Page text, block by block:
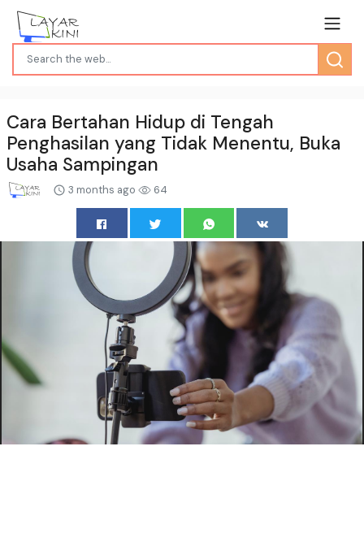
Cara Bertahan Hidup di Tengah
Penghasilan yang Tidak Menentu, Buka
Usaha Sampingan
3 months ago 64